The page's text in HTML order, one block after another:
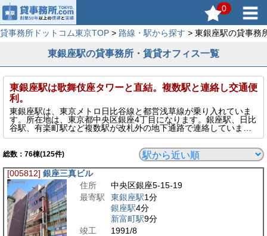
0
貸事務所ドットコム東京TOP > 路線・駅から探す > 東銀座駅の貸事務
東銀座駅の貸事務所・賃貸オフィス一覧
東銀座駅は歌舞伎座タワーと直結。複数駅と連絡し交通便
利。
東銀座駅は、東京メトロ日比谷線と都営浅草線が乗り入れていま
す。所在地は、東京都中央区銀座4丁目になります。銀座駅、日比
谷駅、有楽町駅など複数駅が改札外の地下通路で連絡していま
す。また東銀座駅は、新しい歌舞伎座・歌舞伎座タワーと直結し
総数： 76棟(125件)
[005812] 銀座三真ビル
住所
中央区銀座5-15-19
最寄駅
東銀座駅1分
銀座駅4分
新富町駅9分
竣工
1991/8